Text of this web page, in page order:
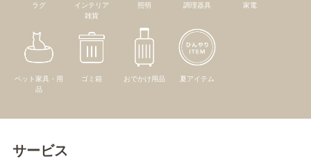
ラグ
インテリア
雑貨
照明 調理器具 家電
ペット家具・用
品
ゴミ箱 おでかけ用品 夏アイテム
サービス